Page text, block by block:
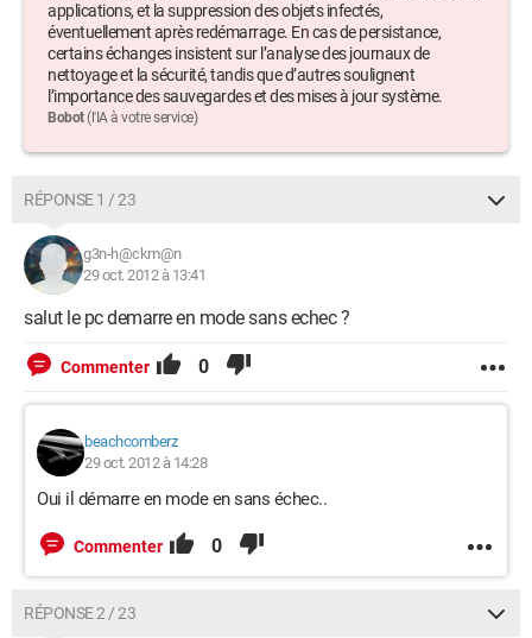
applications, et la suppression des objets infectés,
éventuellement après redémarrage. En cas de persistance,
certains échanges insistent sur l’analyse des journaux de
nettoyage et la sécurité, tandis que d’autres soulignent
l’importance des sauvegardes et des mises à jour système.
Bobot(l'IA à votre service)
RÉPONSE 1 / 23
g3n-h@ckm@n
29 oct. 2012 à 13:41
salut le pc demarre en mode sans echec ?
Commenter 0
beachcomberz
29 oct. 2012 à 14:28
Oui il démarre en mode en sans échec..
Commenter 0
RÉPONSE 2 / 23